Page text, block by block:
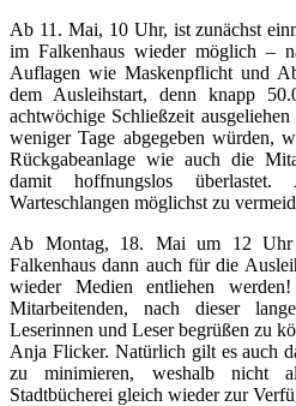
Ab 11. Mai, 10 Uhr, ist zunächst
im Falkenhaus wieder möglich –
Auflagen wie Maskenpflicht und
dem Ausleihstart, denn knapp
achtwöchige Schließzeit
weniger Tage abgegeben würden,
Rückgabeanlage wie auch die
damit hoffnungslos
Warteschlangen möglichst zu
Ab Montag, 18. Mai um 12 Uhr
Falkenhaus dann auch für die
wieder Medien entliehen
Mitarbeitenden, nach dieser
Leserinnen und Leser begrüßen zu
Anja Flicker. Natürlich gilt es auch
zu minimieren, weshalb nicht
Stadtbücherei gleich wieder zur